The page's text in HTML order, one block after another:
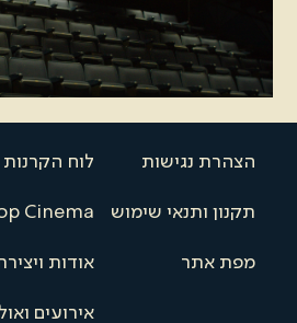
הצהרת נגישות
תקנון ותנאי שימוש
מפת אתר
לוח הקרנות
Cinema
אודות
אירועים